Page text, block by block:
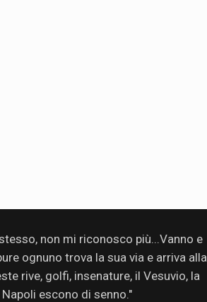
non mi riconosco più...Vanno e
ognuno trova la sua via e arriva alla
rive, golfi, insenature, il Vesuvio, la
escono di senno."